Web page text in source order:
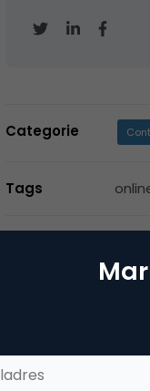
Categorie
Tags
Robert Gaal